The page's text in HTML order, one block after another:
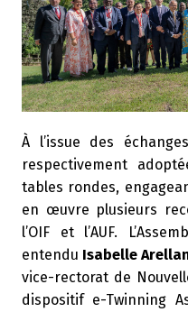
À l’issue des
respectivement
tables rondes,
en œuvre plusieurs
l’OIF et l’AUF.
entendu Isabelle
vice-rectorat de
dispositif e-Twinning